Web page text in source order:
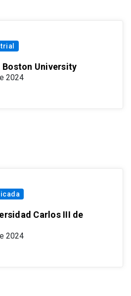
University
2024
Carlos III de
2024